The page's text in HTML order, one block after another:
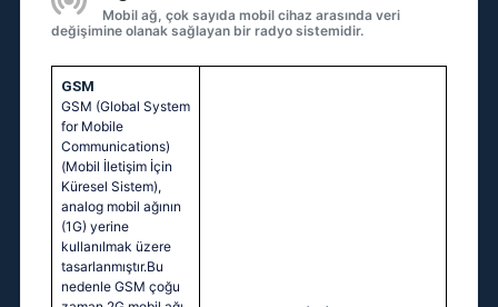
Mobil ağ, çok sayıda mobil cihaz arasında veri
değişimine olanak sağlayan bir radyo sistemidir.
GSM
GSM (Global System
for Mobile
Communications)
(Mobil İletişim İçin
Küresel Sistem),
analog mobil ağının
(1G) yerine
kullanılmak üzere
tasarlanmıştır.Bu
nedenle GSM çoğu